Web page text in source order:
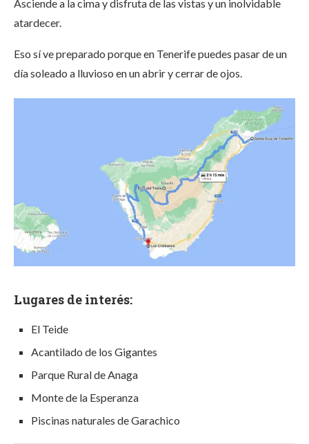
Asciende a la cima y disfruta de las vistas y un inolvidable
atardecer.
Eso sí ve preparado porque en Tenerife puedes pasar de un
día soleado a lluvioso en un abrir y cerrar de ojos.
Lugares de interés:
El Teide
Acantilado de los Gigantes
Parque Rural de Anaga
Monte de la Esperanza
Piscinas naturales de Garachico